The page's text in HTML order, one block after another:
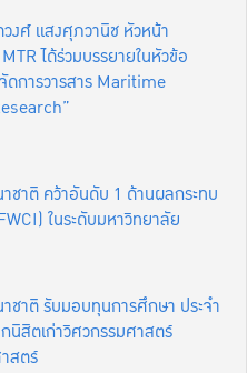
วงศ์ แสงศุภวานิช หัวหน้า
ได้ร่วมบรรยายในหัวข้อ
ดการวารสาร Maritime
าติ คว้าอันดับ 1 ด้านผลกระทบ
ในระดับมหาวิทยาลัย
าติ รับมอบทุนการศึกษา ประจำ
นิสิตเก่าวิศวกรรมศาสตร์
สตร์